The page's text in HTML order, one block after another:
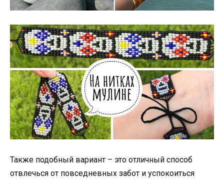
Также подобный вариант – это отличный способ
отвлечься от повседневных забот и успокоиться